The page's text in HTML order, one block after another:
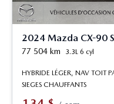
2024 Mazda CX-90
77 504 km 3.3L 6 cyl
HYBRIDE LÉGER, NAV TOIT
SIEGES CHAUFFANTS